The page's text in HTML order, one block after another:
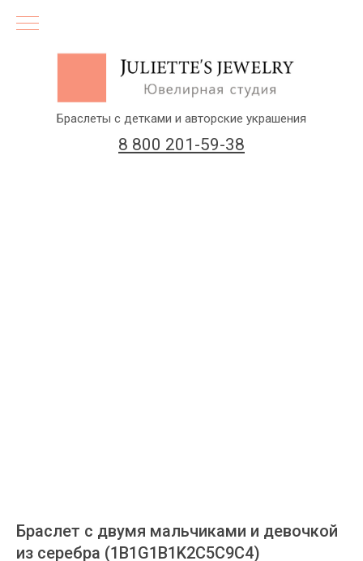
8 800 201-59-38
Браслеты с детками и авторские украшения
Браслет с двумя мальчиками и девочкой
из серебра (1B1G1B1K2C5C9C4)